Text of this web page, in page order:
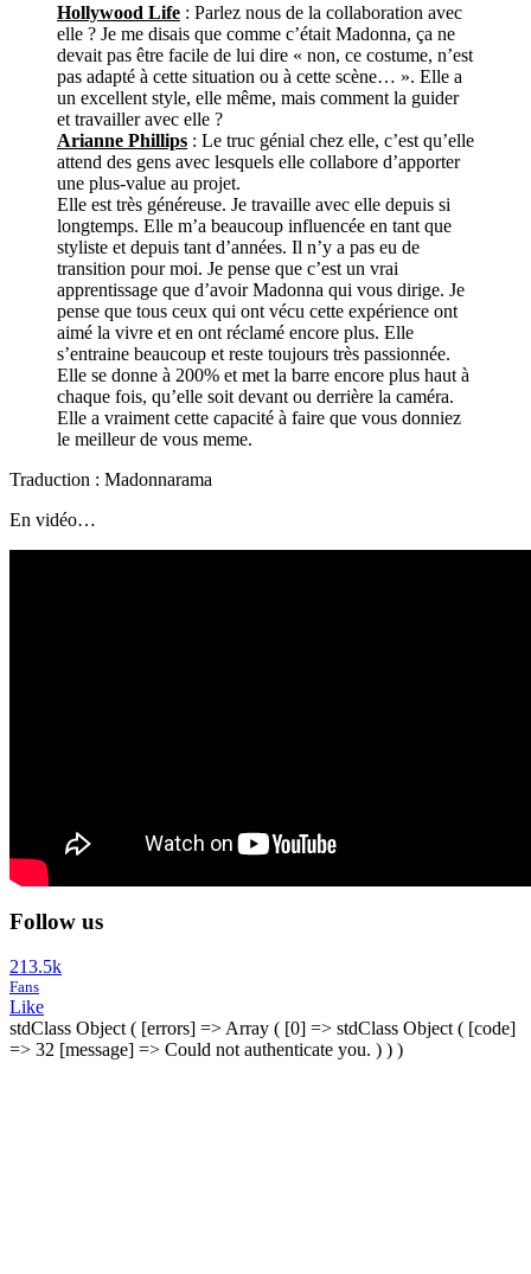
Hollywood Life : Parlez nous de la collaboration avec
elle ? Je me disais que comme c’était Madonna, ça ne
devait pas être facile de lui dire « non, ce costume, n’est
pas adapté à cette situation ou à cette scène… ». Elle a
un excellent style, elle même, mais comment la guider
et travailler avec elle ?
Arianne Phillips : Le truc génial chez elle, c’est qu’elle
attend des gens avec lesquels elle collabore d’apporter
une plus-value au projet.
Elle est très généreuse. Je travaille avec elle depuis si
longtemps. Elle m’a beaucoup influencée en tant que
styliste et depuis tant d’années. Il n’y a pas eu de
transition pour moi. Je pense que c’est un vrai
apprentissage que d’avoir Madonna qui vous dirige. Je
pense que tous ceux qui ont vécu cette expérience ont
aimé la vivre et en ont réclamé encore plus. Elle
s’entraine beaucoup et reste toujours très passionnée.
Elle se donne à 200% et met la barre encore plus haut à
chaque fois, qu’elle soit devant ou derrière la caméra.
Elle a vraiment cette capacité à faire que vous donniez
le meilleur de vous meme.
Traduction : Madonnarama
En vidéo…
Follow us
213.5k
Fans
Like
stdClass Object ( [errors] => Array ( [0] => stdClass Object ( [code]
=> 32 [message] => Could not authenticate you. ) ) )